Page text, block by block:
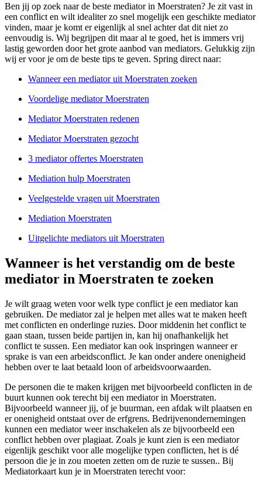
Ben jij op zoek naar de beste mediator in Moerstraten? Je zit vast in
een conflict en wilt idealiter zo snel mogelijk een geschikte mediator
vinden, maar je komt er eigenlijk al snel achter dat dit niet zo
eenvoudig is. Wij begrijpen dit maar al te goed, het is immers vrij
lastig geworden door het grote aanbod van mediators. Gelukkig zijn
wij er voor je om de beste tips te geven. Spring direct naar:
Wanneer een mediator uit Moerstraten zoeken
Voordelige mediator Moerstraten
Mediator Moerstraten redenen
Mediator Moerstraten gezocht
3 mediator offertes Moerstraten
Mediation hulp Moerstraten
Veelgestelde vragen uit Moerstraten
Mediation Moerstraten
Uitgelichte mediators uit Moerstraten
Wanneer is het verstandig om de beste
mediator in Moerstraten te zoeken
Je wilt graag weten voor welk type conflict je een mediator kan
gebruiken. De mediator zal je helpen met alles wat te maken heeft
met conflicten en onderlinge ruzies. Door middenin het conflict te
gaan staan, tussen beide partijen in, kan hij onafhankelijk het
conflict te sussen. Een mediator kan ook inspringen wanneer er
sprake is van een arbeidsconflict. Je kan onder andere onenigheid
hebben over te laat betaald loon of arbeidsvoorwaarden.
De personen die te maken krijgen met bijvoorbeeld conflicten in de
buurt kunnen ook terecht bij een mediator in Moerstraten.
Bijvoorbeeld wanneer jij, of je buurman, een afdak wilt plaatsen en
er onenigheid ontstaat over de erfgrens. Bedrijvenondernemingen
kunnen een mediator weer inschakelen als ze bijvoorbeeld een
conflict hebben over plagiaat. Zoals je kunt zien is een mediator
eigenlijk geschikt voor alle mogelijke typen conflicten, het is dé
persoon die je in zou moeten zetten om de ruzie te sussen.. Bij
Mediatorkaart kun je in Moerstraten terecht voor: